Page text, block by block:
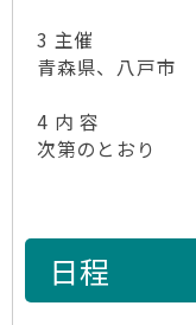
3 主催
青森県、八戸市
4 内 容
次第のとおり
日程